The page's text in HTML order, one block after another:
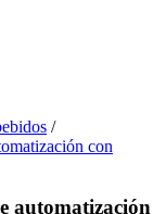
/
con
automatización